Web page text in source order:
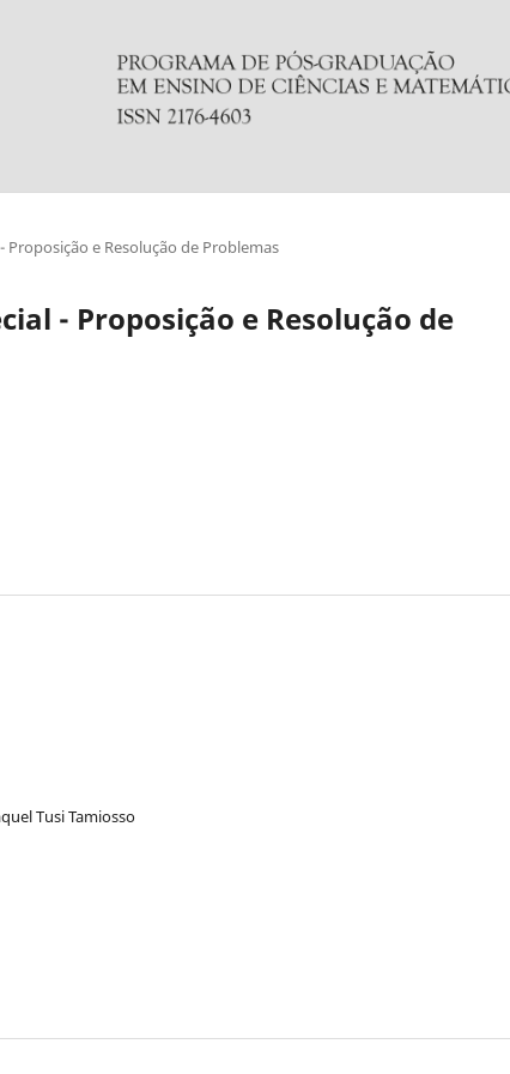
Proposição e Resolução de Problemas
- Proposição e Resolução de
Tusi Tamiosso